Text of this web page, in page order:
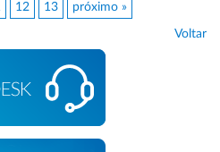
12 13 próximo »
Voltar